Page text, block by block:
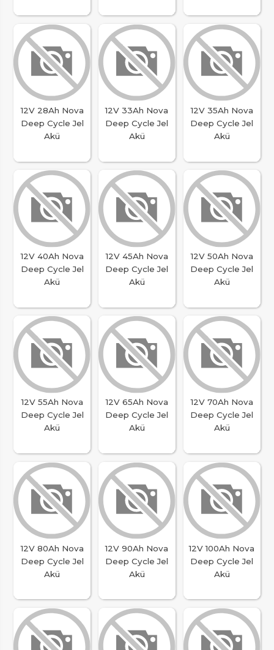
12V 28Ah Nova
Deep Cycle Jel
Akü
12V 33Ah Nova
Deep Cycle Jel
Akü
12V 35Ah Nova
Deep Cycle Jel
Akü
12V 40Ah Nova
Deep Cycle Jel
Akü
12V 45Ah Nova
Deep Cycle Jel
Akü
12V 50Ah Nova
Deep Cycle Jel
Akü
12V 55Ah Nova
Deep Cycle Jel
Akü
12V 65Ah Nova
Deep Cycle Jel
Akü
12V 70Ah Nova
Deep Cycle Jel
Akü
12V 80Ah Nova
Deep Cycle Jel
Akü
12V 90Ah Nova
Deep Cycle Jel
Akü
12V 100Ah Nova
Deep Cycle Jel
Akü